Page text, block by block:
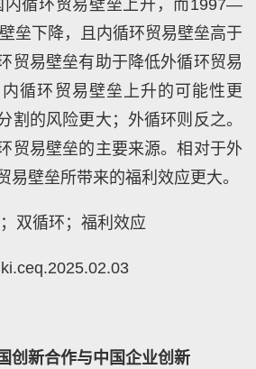
循环贸易壁垒上升，而1997—
垒下降，且内循环贸易壁垒高于
贸易壁垒有助于降低外循环贸易
循环贸易壁垒上升的可能性更
割的风险更大；外循环则反之。
贸易壁垒的主要来源。相对于外
易壁垒所带来的福利效应更大。
双循环；福利效应
创新合作与中国企业创新